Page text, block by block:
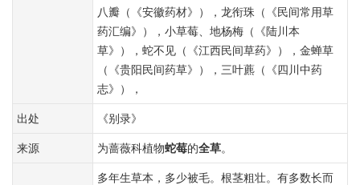
八瓣（《安徽药材》），龙衔珠（《民间常用草
药汇编》），小草莓、地杨梅（《陆川本
草》），蛇不见（《江西民间草药》），金蝉草
（《贵阳民间药草》），三叶藨（《四川中药
志》），
出处 《别录》
来源 为蔷薇科植物蛇莓的全草。
多年生草本，多少被毛。根茎粗壮。有多数长而